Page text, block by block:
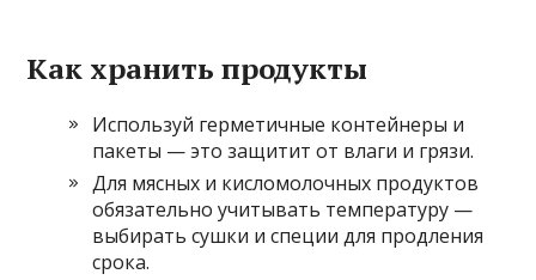
Как хранить продукты
Используй герметичные контейнеры и
пакеты — это защитит от влаги и грязи.
Для мясных и кисломолочных продуктов
обязательно учитывать температуру —
выбирать сушки и специи для продления
срока.